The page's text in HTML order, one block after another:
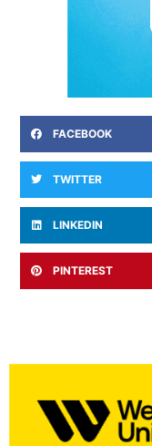
FACEBOOK
TWITTER
LINKEDIN
PINTEREST